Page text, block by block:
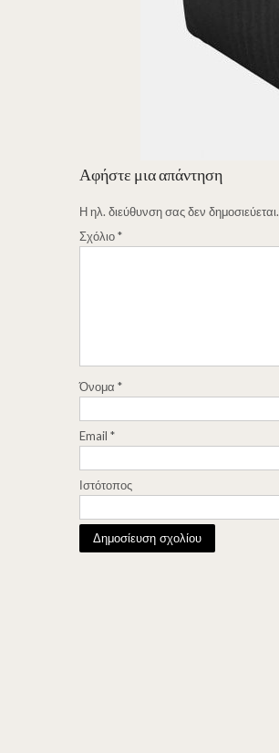
Αφήστε μια απάντηση
Η ηλ. διεύθυνση σας δεν δημοσιεύεται.
Σχόλιο*
Όνομα *
Email *
Ιστότοπος